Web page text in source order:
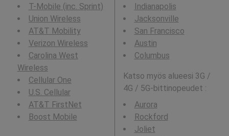
T-Mobile (inc. Sprint)
Union Wireless
AT&T Mobility
Verizon Wireless
Carolina West
Wireless
Cellular One
U.S. Cellular
AT&T FirstNet
Boost Mobile
Indianapolis
Jacksonville
San Francisco
Austin
Columbus
Katso myös alueesi 3G /
4G / 5G-bittinopeudet :
Aurora
Rockford
Joliet